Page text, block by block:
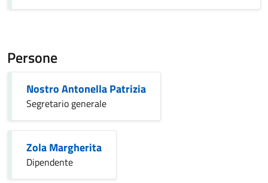
Persone
Nostro Antonella Patrizia
Segretario generale
Zola Margherita
Dipendente